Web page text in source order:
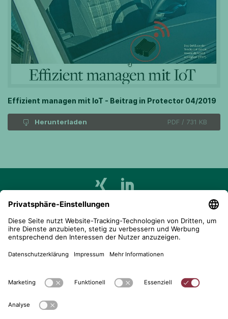
Effizient managen mit IoT - Beitrag in Protector 04/2019
Herunterladen PDF / 731 KB
telent GmbH
Gerberstraße 34, 71522 Backnang
+49 (0) 7191 900 - 2202